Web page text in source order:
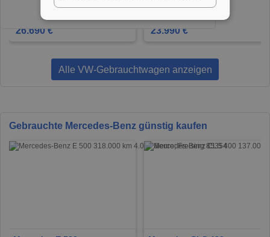
Gifhorn 38518
26.690 € 23.990 €
Alle VW-Gebrauchtwagen anzeigen
Gebrauchte Mercedes-Benz günstig kaufen